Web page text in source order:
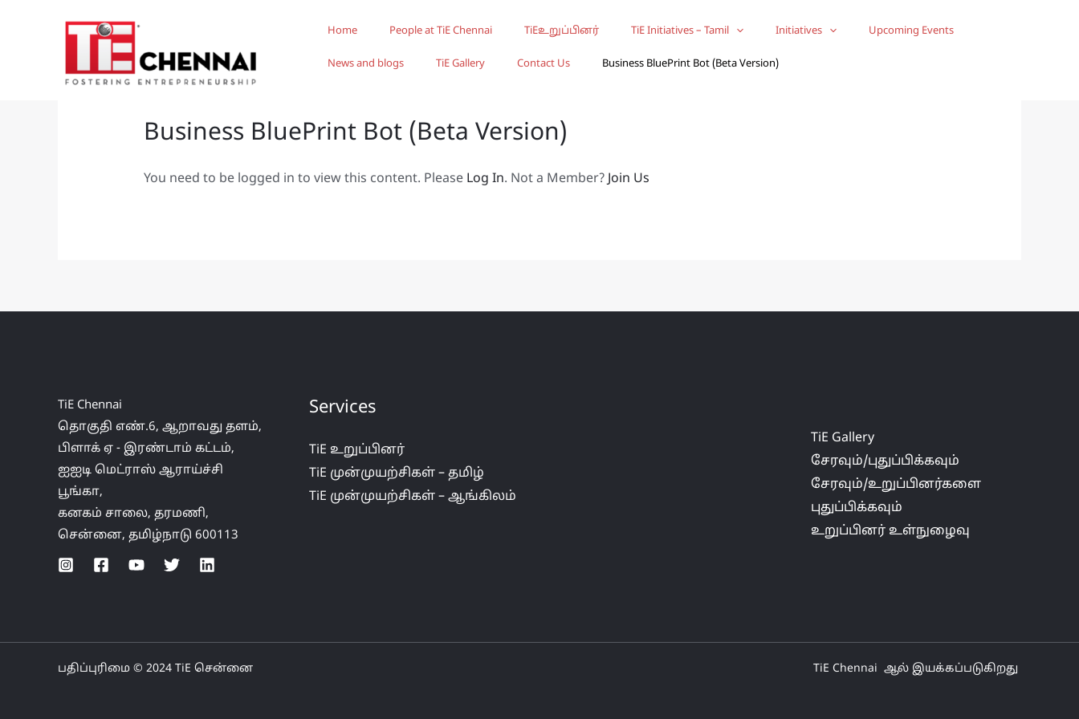
Home People at TiE Chennai TiEஉறுப்பினர் TiE Initiatives – Tamil Initiatives Upcoming Events
News and blogs TiE Gallery Contact Us Business BluePrint Bot (Beta Version)
Business BluePrint Bot (Beta Version)
You need to be logged in to view this content. Please Log In. Not a Member?Join Us
TiE Chennai
தொகுதி எண்.6, ஆறாவது தளம்,
பிளாக் ஏ - இரண்டாம் கட்டம்,
ஐஐடி மெட்ராஸ் ஆராய்ச்சி
பூங்கா,
கனகம் சாலை, தரமணி,
சென்னை, தமிழ்நாடு 600113
Services
TiE உறுப்பினர்
TiE முன்முயற்சிகள் – தமிழ்
TiE முன்முயற்சிகள் – ஆங்கிலம்
TiE Gallery
சேரவும்/புதுப்பிக்கவும்
சேரவும்/உறுப்பினர்களை
புதுப்பிக்கவும்
உறுப்பினர் உள்நுழைவு
பதிப்புரிமை © 2024 TiE சென்னை TiE Chennai ஆல் இயக்கப்படுகிறது